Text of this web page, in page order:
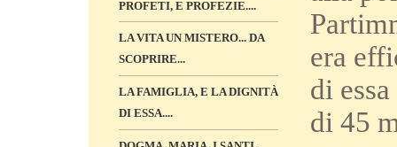
PROFETI, E PROFEZIE....
LA VITA UN MISTERO... DA
SCOPRIRE...
LA FAMIGLIA, E LA DIGNITÀ
DI ESSA....
era
di
di 45